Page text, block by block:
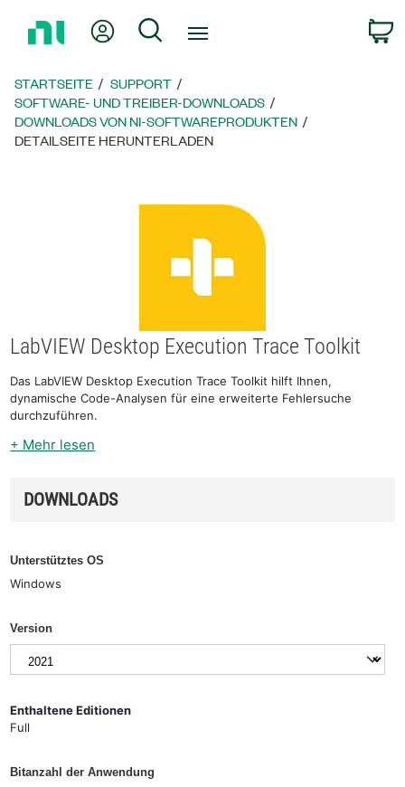
zur
Mein KontoSuche
STARTSEITE
SUPPORT
SOFTWARE- UND TREIBER-DOWNLOADS
DOWNLOADS VON NI-SOFTWAREPRODUKTEN
DETAILSEITE HERUNTERLADEN
LabVIEW Desktop Execution Trace Toolkit
Das LabVIEW Desktop Execution Trace Toolkit hilft Ihnen,
dynamische Code-Analysen für eine erweiterte Fehlersuche
durchzuführen.
+ Mehr lesen
DOWNLOADS
Unterstütztes OS
Windows
Version
Enthaltene Editionen
Full
Bitanzahl der Anwendung